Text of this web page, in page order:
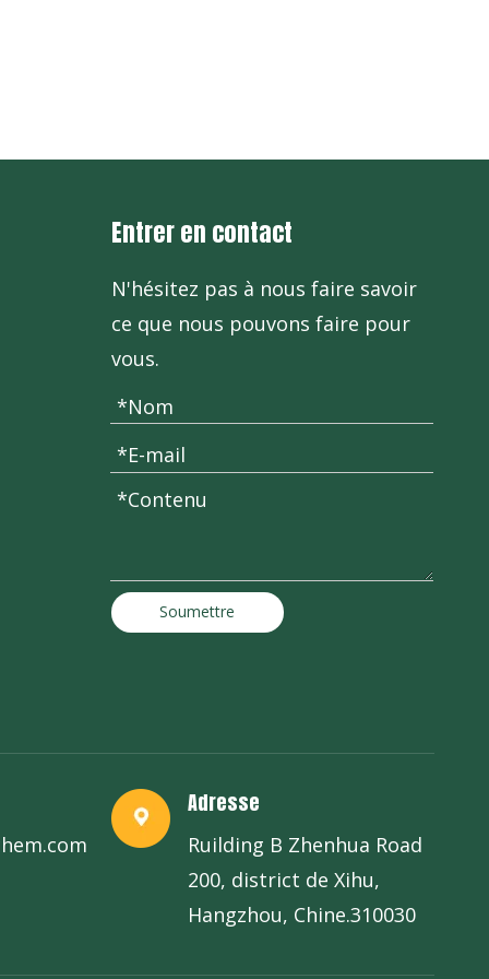
Entrer en contact
N'hésitez pas à nous faire savoir
ce que nous pouvons faire pour
vous.
Soumettre
Adresse
Ruilding B Zhenhua Road
200, district de Xihu,
Hangzhou, Chine.310030